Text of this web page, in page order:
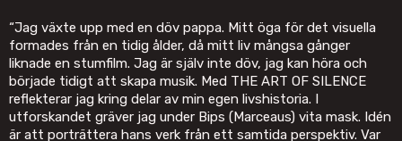
“Jag växte upp med en döv pappa. Mitt öga för det visuella
formades från en tidig ålder, då mitt liv mångsa gånger
liknade en stumfilm. Jag är själv inte döv, jag kan höra och
började tidigt att skapa musik. Med THE ART OF SILENCE
reflekterar jag kring delar av min egen livshistoria. I
utforskandet gräver jag under Bips (Marceaus) vita mask. Idén
är att porträttera hans verk från ett samtida perspektiv. Var